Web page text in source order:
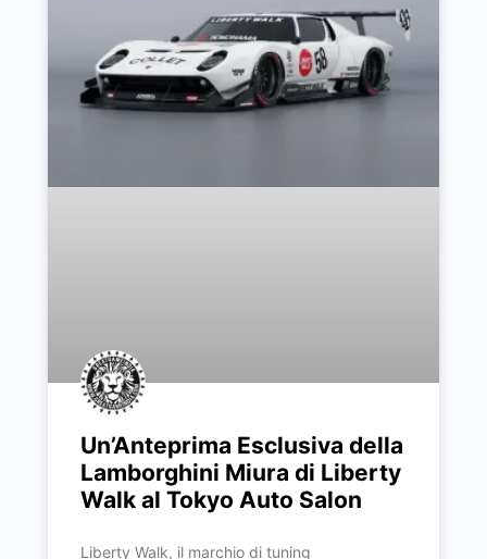
Un’Anteprima Esclusiva della
Lamborghini Miura di Liberty
Walk al Tokyo Auto Salon
Liberty Walk, il marchio di tuning